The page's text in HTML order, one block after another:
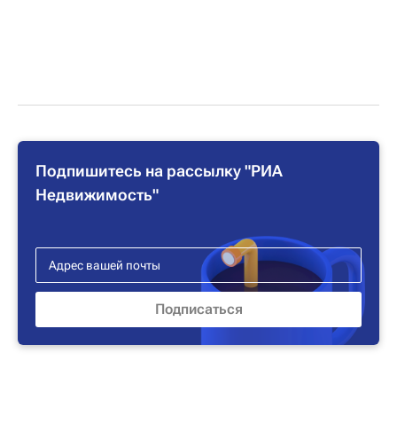
Подпишитесь на рассылку "РИА
Недвижимость"